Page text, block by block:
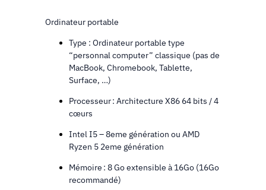
Ordinateur portable
Type : Ordinateur portable type
“personnal computer” classique (pas de
MacBook, Chromebook, Tablette,
Surface, …)
Processeur : Architecture X86 64 bits / 4
cœurs
Intel I5 – 8eme génération ou AMD
Ryzen 5 2eme génération
Mémoire : 8 Go extensible à 16Go (16Go
recommandé)